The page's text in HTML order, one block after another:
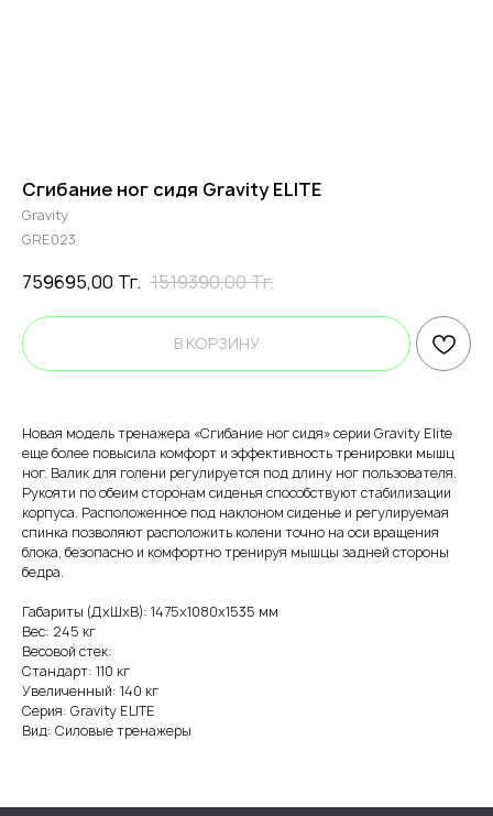
Сгибание ног сидя Gravity ELITE
Gravity
GRE023
759695,00 Тг. 1519390,00Тг.
В КОРЗИНУ
Новая модель тренажера «Сгибание ног сидя» серии Gravity Elite
еще более повысила комфорт и эффективность тренировки мышц
ног. Валик для голени регулируется под длину ног пользователя.
Рукояти по обеим сторонам сиденья способствуют стабилизации
корпуса. Расположенное под наклоном сиденье и регулируемая
спинка позволяют расположить колени точно на оси вращения
блока, безопасно и комфортно тренируя мышцы задней стороны
бедра.
Габариты (ДхШхВ): 1475х1080х1535 мм
Вес: 245 кг
Весовой стек:
Стандарт: 110 кг
Увеличенный: 140 кг
Серия: Gravity ELITE
Вид: Силовые тренажеры